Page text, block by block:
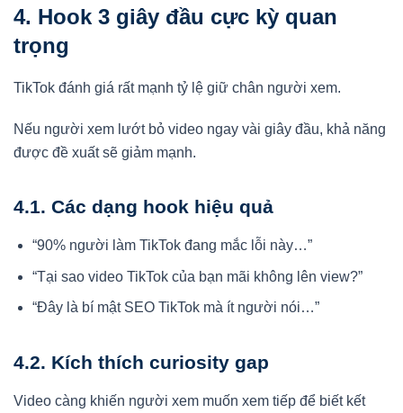
4. Hook 3 giây đầu cực kỳ quan
trọng
TikTok đánh giá rất mạnh tỷ lệ giữ chân người xem.
Nếu người xem lướt bỏ video ngay vài giây đầu, khả năng
được đề xuất sẽ giảm mạnh.
4.1. Các dạng hook hiệu quả
“90% người làm TikTok đang mắc lỗi này…”
“Tại sao video TikTok của bạn mãi không lên view?”
“Đây là bí mật SEO TikTok mà ít người nói…”
4.2. Kích thích curiosity gap
Video càng khiến người xem muốn xem tiếp để biết kết